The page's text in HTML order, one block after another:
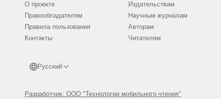
Проспект, 2014. – 311 с.
Кореневский, Ю.В.
2001. – 198 с.
Кореневский, Ю.В.
действий в доказывании по
О проекте
Правообладателям
Правила пользования
Контакты
Русский
Разработчик: ООО "Технологии мобильного чтения"
Издательствам
Научным журналам
Авторам
Читателям